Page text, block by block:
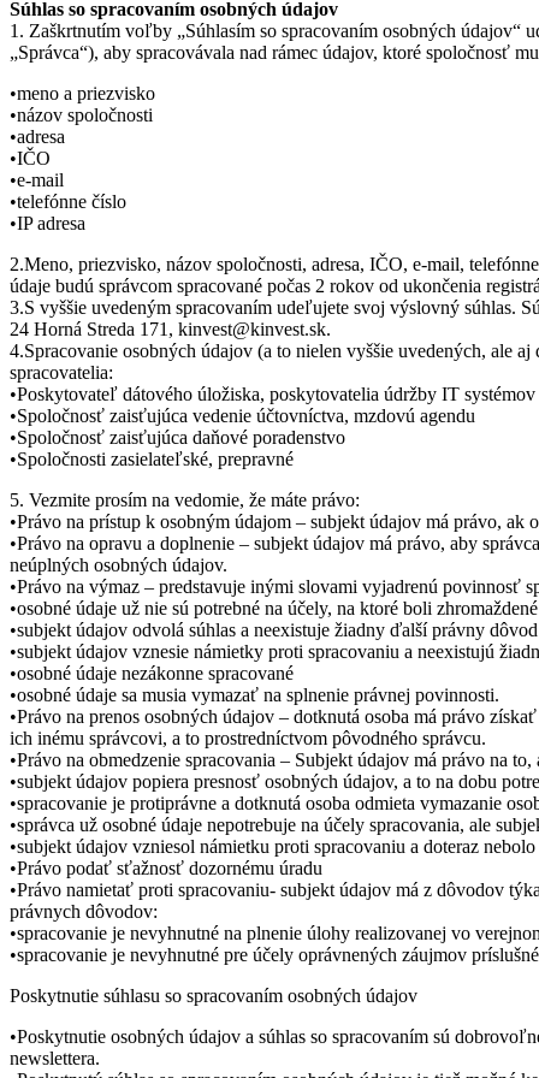
Súhlas so spracovaním osobných údajov
1. Zaškrtnutím voľby „Súhlasím so spracovaním osobných
„Správca“), aby spracovávala nad rámec údajov, ktoré spoločnosť
•meno a priezvisko
•názov spoločnosti
•adresa
•IČO
•e-mail
•telefónne číslo
•IP adresa
2.Meno, priezvisko, názov spoločnosti, adresa, IČO, e-mail,
údaje budú správcom spracované počas 2 rokov od ukončenia
3.S vyššie uvedeným spracovaním udeľujete svoj výslovný súhlas.
24 Horná Streda 171, kinvest@kinvest.sk.
4.Spracovanie osobných údajov (a to nielen vyššie uvedených, ale
spracovatelia:
•Poskytovateľ dátového úložiska, poskytovatelia údržby IT
•Spoločnosť zaisťujúca vedenie účtovníctva, mzdovú agendu
•Spoločnosť zaisťujúca daňové poradenstvo
•Spoločnosti zasielateľské, prepravné
5. Vezmite prosím na vedomie, že máte právo:
•Právo na prístup k osobným údajom – subjekt údajov má právo,
•Právo na opravu a doplnenie – subjekt údajov má právo, aby
neúplných osobných údajov.
•Právo na výmaz – predstavuje inými slovami vyjadrenú povinnosť
•osobné údaje už nie sú potrebné na účely, na ktoré boli
•subjekt údajov odvolá súhlas a neexistuje žiadny ďalší právny
•subjekt údajov vznesie námietky proti spracovaniu a neexistujú
•osobné údaje nezákonne spracované
•osobné údaje sa musia vymazať na splnenie právnej povinnosti.
•Právo na prenos osobných údajov – dotknutá osoba má právo
ich inému správcovi, a to prostredníctvom pôvodného správcu.
•Právo na obmedzenie spracovania – Subjekt údajov má právo na
•subjekt údajov popiera presnosť osobných údajov, a to na dobu
•spracovanie je protiprávne a dotknutá osoba odmieta vymazanie
•správca už osobné údaje nepotrebuje na účely spracovania, ale
•subjekt údajov vzniesol námietku proti spracovaniu a doteraz
•Právo podať sťažnosť dozornému úradu
•Právo namietať proti spracovaniu- subjekt údajov má z dôvodov
právnych dôvodov:
•spracovanie je nevyhnutné na plnenie úlohy realizovanej vo
•spracovanie je nevyhnutné pre účely oprávnených záujmov
Poskytnutie súhlasu so spracovaním osobných údajov
•Poskytnutie osobných údajov a súhlas so spracovaním sú
newslettera.